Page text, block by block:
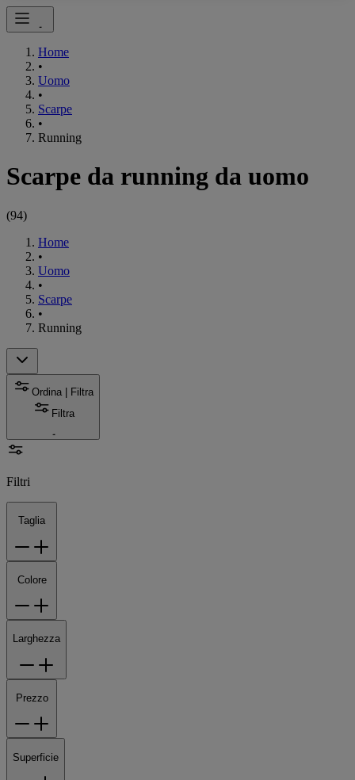
Home
•
Uomo
•
Scarpe
•
Running
Scarpe da running da uomo
(94)
Home
•
Uomo
•
Scarpe
•
Running
Ordina | Filtra
Filtra
Filtri
Taglia
Colore
Larghezza
Prezzo
Superficie